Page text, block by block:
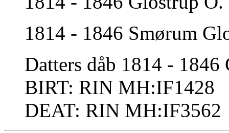
1814 - 1846 Smørum
Datters dåb 1814 -
BIRT: RIN MH:IF1428
DEAT: RIN MH:IF3562